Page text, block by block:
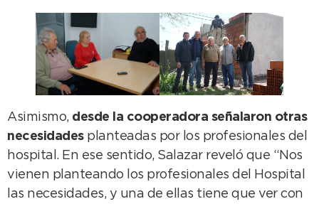
Asimismo, desde la cooperadora señalaron otras
necesidadesplanteadas por los profesionales del
hospital. En ese sentido, Salazar reveló que “Nos
vienen planteando los profesionales del Hospital
las necesidades, y una de ellas tiene que ver con